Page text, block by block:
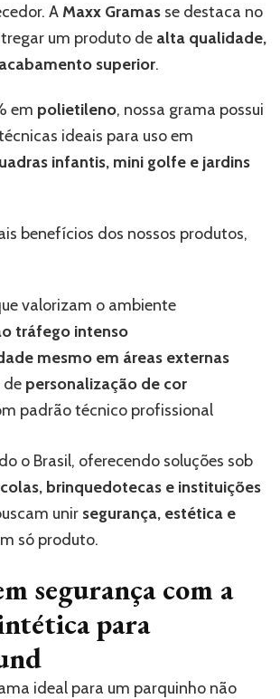
AMaxx Gramas se destaca no
um produto de alta qualidade,
superior.
em polietileno, nossa grama possui
ideais para uso em
infantis, mini golfe e jardins
benefícios dos nossos produtos,
valorizam o ambiente
tráfego intenso
mesmo em áreas externas
de personalização de cor
padrão técnico profissional
o Brasil, oferecendo soluções sob
brinquedotecas e instituições
unir segurança, estética e
só produto.
segurança com a
para
ideal para um parquinho não